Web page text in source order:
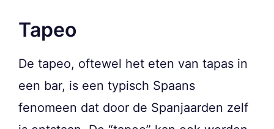
Tapeo
De tapeo, oftewel het eten van tapas in
een bar, is een typisch Spaans
fenomeen dat door de Spanjaarden zelf